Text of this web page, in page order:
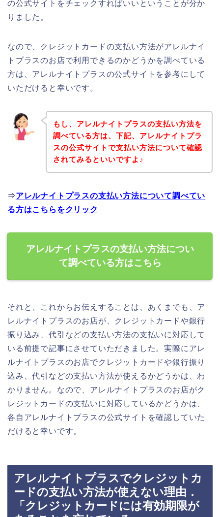
の公式サイトをチェックすればいいということが分か
りました。
なので、クレジットカードの支払い方法がアレルナイ
トプラスのお店で利用できるのかどうかを調べている
方は、アレルナイトプラスの公式サイトを参考にして
いただけると幸いです。
もし、アレルナイトプラスの支払い方法を
調べている方は、下記、アレルナイトプラ
スの公式サイトで支払い方法について確認
されてみるといいですよ♪
⇒アレルナイトプラスの支払い方法について調べてい
る方はこちらをクリック
アレルナイトプラスの支払い方法につい
て調べている方はこちら
それと、これからお伝えすることは、あくまでも、ア
レルナイトプラスのお店が、クレジットカードや銀行
振り込み、代引などの支払い方法の支払いに対応して
いる前提で記事にさせていただきました。実際にアレ
ルナイトプラスのお店でクレジットカードや銀行振り
込み、代引などの支払い方法が使えるかどうかは、わ
かりません。なので、アレルナイトプラスのお店がク
レジットカードの支払いに対応しているかどうかは、
各自アレルナイトプラスの公式サイトを確認していた
だけると幸いです。
アレルナイトプラスでクレジットカ
ードの支払い方法が使えない理由．
「クレジットカードには有効期限が